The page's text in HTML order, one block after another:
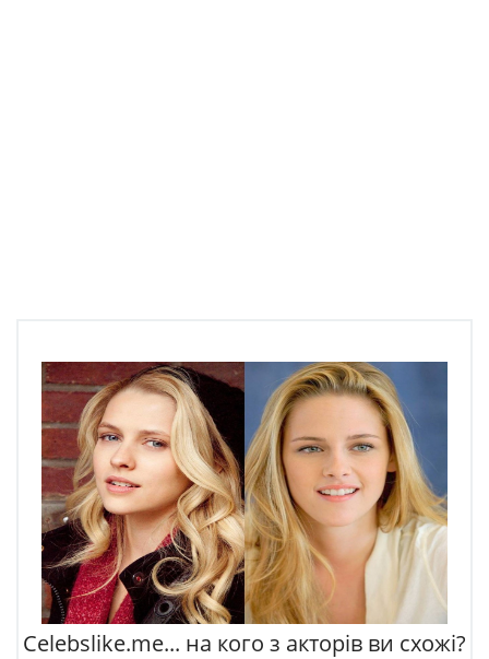
Celebslike.me... на кого з акторів ви схожі?